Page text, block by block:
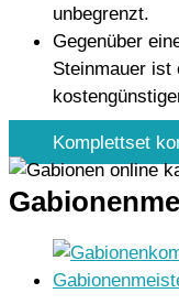
unbegrenzt.
Gegenüber
Steinmauer ist
Komplettset